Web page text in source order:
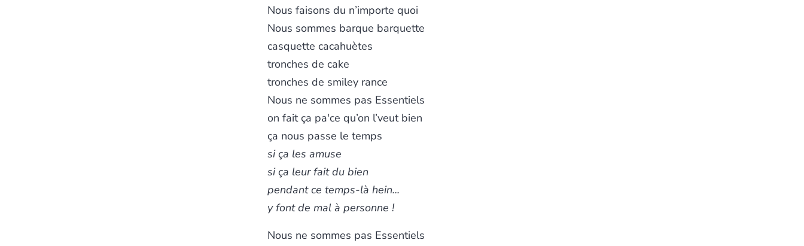
Nous faisons du n’importe quoi
Nous sommes barque barquette
casquette cacahuètes
tronches de cake
tronches de smiley rance
Nous ne sommes pas Essentiels
on fait ça pa'ce qu’on l’veut bien
ça nous passe le temps
si ça les amuse
si ça leur fait du bien
pendant ce temps-là hein...
y font de mal à personne !
Nous ne sommes pas Essentiels